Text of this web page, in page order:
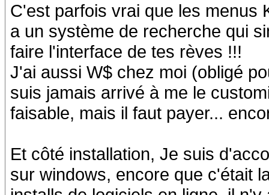
C'est parfois vrai que les menus
a un système de recherche qui
faire l'interface de tes rèves !!!
J'ai aussi W$ chez moi (obligé
suis jamais arrivé à me le
faisable, mais il faut payer...
Et côté installation, Je suis
sur windows, encore que c'était